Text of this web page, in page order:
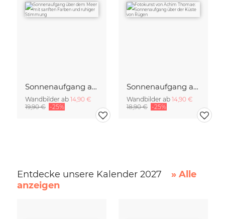
Sonnenaufgang auf Rügen
Wandbilder ab 14,90 €
19,90 € -25%
Sonnenaufgang auf der Insel Rügen
Wandbilder ab 14,90 €
18,90 € -25%
Entdecke unsere Kalender 2027
» Alle
anzeigen